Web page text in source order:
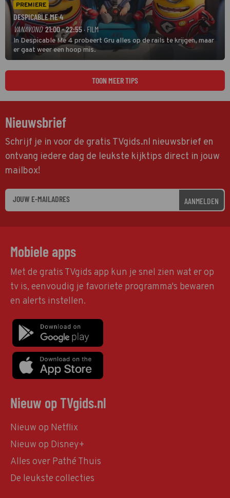
PREMIERE
DESPICABLE ME 4
VANAVOND 21:00 - 22:55 · FILM
In Despicable Me 4 probeert Gru alles op de rails te krijgen, maar
er gaat weer een hoop mis.
TOON MEER TIPS
Nieuwsbrief
Schrijf je in voor de gratis TVgids.nl nieuwsbrief en
ontvang iedere dag de leukste kijktips direct in jouw
mailbox!
AANMELDEN
Mobiele apps
Met de gratis TVgids app kun je snel zien wat er op
tv is, eenvoudig je favoriete programma's bewaren
en alerts instellen.
Nieuw op TVgids.nl
Nieuw op Netflix
Nieuw op Disney+
Alles over Pathé Thuis
De leukste collecties